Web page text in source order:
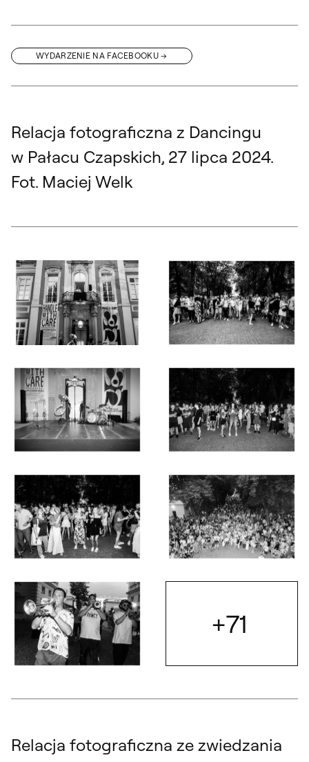
WYDARZENIE NA FACEBOOKU
Relacja fotograficzna z Dancingu
w Pałacu Czapskich, 27 lipca 2024.
Fot. Maciej Welk
+71
Relacja fotograficzna ze zwiedzania